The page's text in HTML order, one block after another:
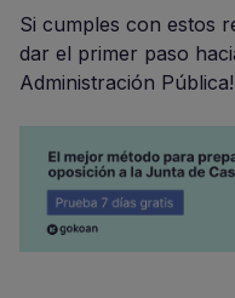
Si cumples con estos
dar el primer paso
Administración Pública!